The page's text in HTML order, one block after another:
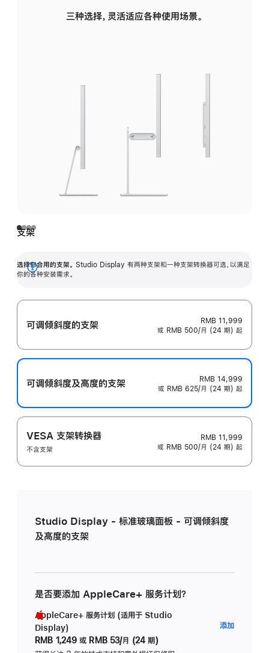
三种选择，灵活适应各种使用场景。
支架
选择你合用的支架。 Studio Display 有两种支架和一种支架转换器可选，以满足
你的各种安装需求。
展
可调倾斜度的支架
RMB 11,999
或 RMB 500/月 (24 期) 起
可调倾斜度及高‍度的支‍架
RMB 14,999
或 RMB 625/月 (24 期) 起
VESA 支架转换器
不含支架
RMB 11,999
或 RMB 500/月 (24 期) 起
Studio Display - 标准玻璃面板 - 可调倾斜度
及高度的支架
是否要添加 AppleCare+ 服务计划？
AppleCare+ 服务计划 (适用于 Studio
Display)
RMB 1,249 或 RMB 53/月 (24 期)
添加